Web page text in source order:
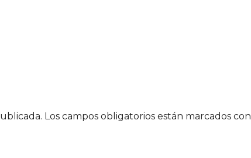
Los campos obligatorios están marcados con